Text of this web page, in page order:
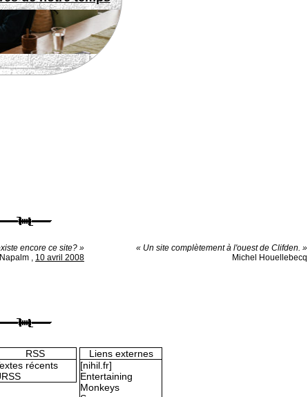
encore ce site? »
Napalm , 10 avril 2008
« Un site complètement à l'ouest de Clifden. »
Michel Houellebecq
RSS
récents
Liens externes
[nihil.fr]
Entertaining
Monkeys